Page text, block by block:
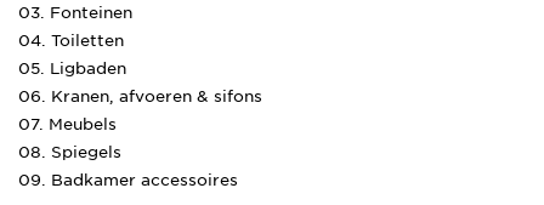
03. Fonteinen
04. Toiletten
05. Ligbaden
06. Kranen, afvoeren & sifons
07. Meubels
08. Spiegels
09. Badkamer accessoires